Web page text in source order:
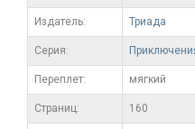
Издатель: Триада
Серия:
Переплет: мягкий
Cтраниц: 160